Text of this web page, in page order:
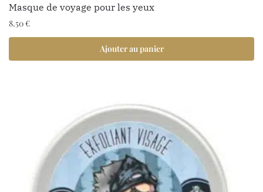
Masque de voyage pour les yeux
8.50€
Ajouter au panier